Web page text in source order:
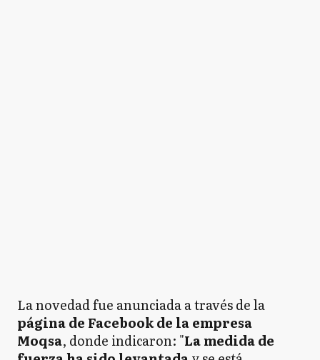
La novedad fue anunciada a través de la
página de Facebook de la empresa
Moqsa, donde indicaron: "La medida de